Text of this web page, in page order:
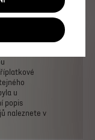
u
popis
naleznete v